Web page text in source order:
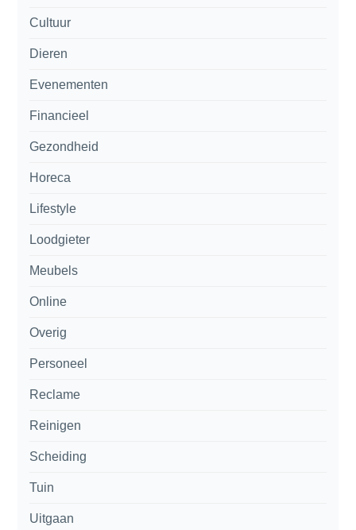
Cultuur
Dieren
Evenementen
Financieel
Gezondheid
Horeca
Lifestyle
Loodgieter
Meubels
Online
Overig
Personeel
Reclame
Reinigen
Scheiding
Tuin
Uitgaan